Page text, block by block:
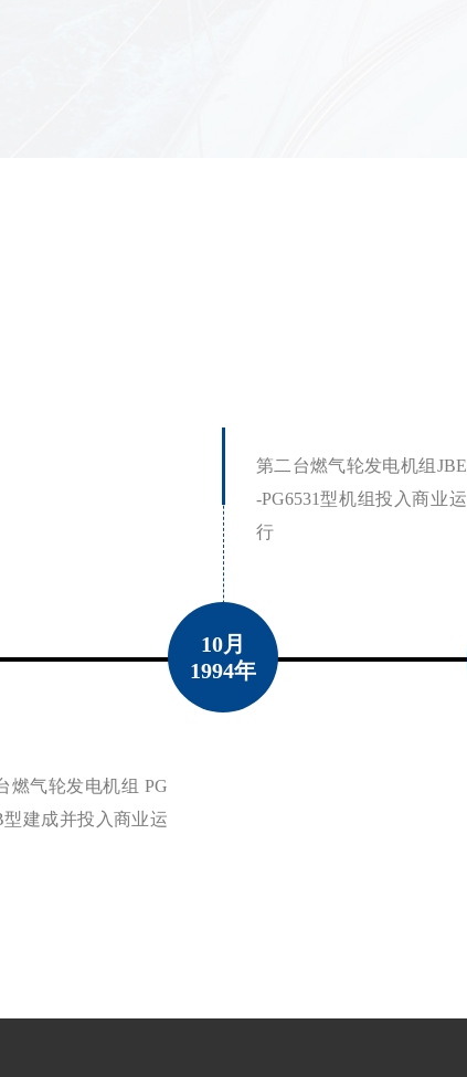
燃气轮发电机组 PG
型建成并投入商业运
10月
1994年
第二台燃气轮发电机组JBE
-PG6531型机组投入商业运
行